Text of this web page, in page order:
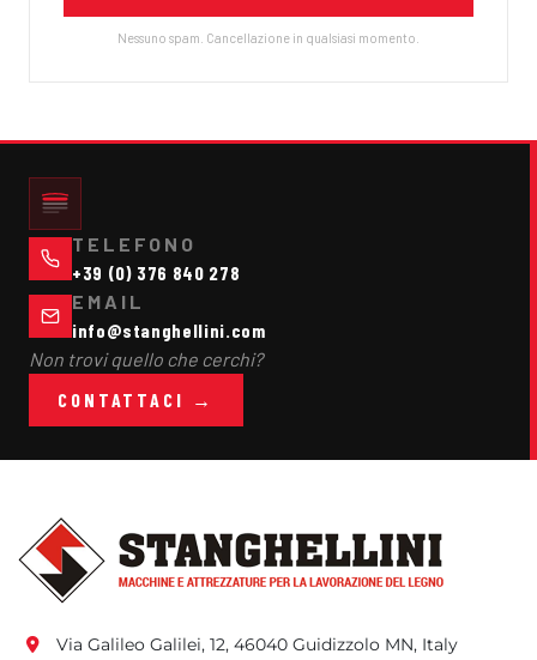
Nessuno spam. Cancellazione in qualsiasi momento.
TELEFONO
+39 (0) 376 840 278
EMAIL
info@stanghellini.com
Non trovi quello che cerchi?
CONTATTACI →
Via Galileo Galilei, 12, 46040 Guidizzolo MN, Italy